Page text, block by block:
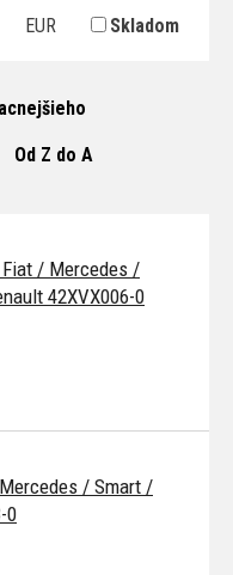
EUR Skladom
Od Z do A
Fiat / Mercedes /
42XVX006-0
/ Smart /
0